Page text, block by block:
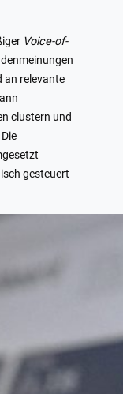
Voice-of-
an relevante
clustern und
gesteuert